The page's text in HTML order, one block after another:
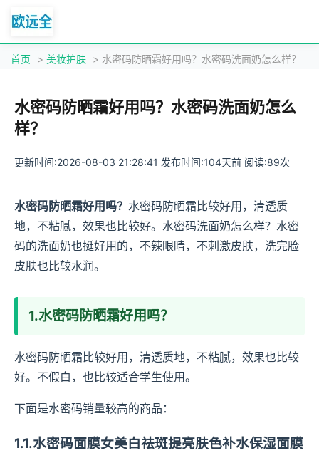
首页 > 美妆护肤 > 水密码防晒霜好用吗？水密码洗面奶怎么样？
水密码防晒霜好用吗？水密码洗面奶怎么
样？
更新时间:2026-08-03 21:28:41 发布时间:104天前 阅读:89次
水密码防晒霜好用吗？ 水密码防晒霜比较好用，清透质
地，不粘腻，效果也比较好。水密码洗面奶怎么样？水密
码的洗面奶也挺好用的，不辣眼睛，不刺激皮肤，洗完脸
皮肤也比较水润。
1.水密码防晒霜好用吗？
水密码防晒霜比较好用，清透质地，不粘腻，效果也比较
好。不假白，也比较适合学生使用。
下面是水密码销量较高的商品：
1.1.水密码面膜女美白祛斑提亮肤色补水保湿面膜